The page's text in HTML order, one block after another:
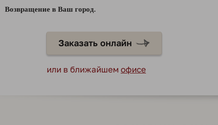
Возвращение в Ваш город.
Заказать онлайн
или в ближайшем офисе